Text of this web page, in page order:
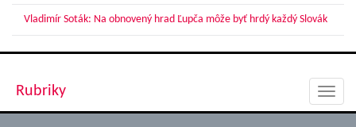
Vladimír Soták: Na obnovený hrad Ľupča môže byť hrdý každý Slovák
Rubriky